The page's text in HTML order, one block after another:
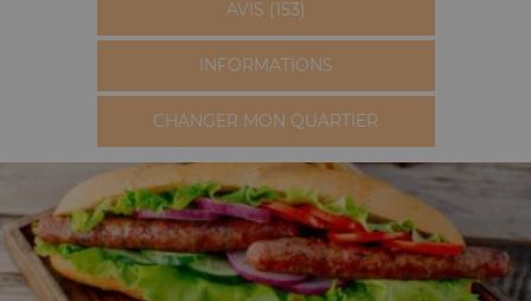
AVIS (153)
INFORMATIONS
CHANGER MON QUARTIER